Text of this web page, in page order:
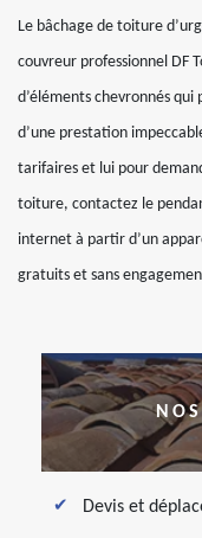
Le bâchage de toiture
couvreur professionnel DF
d’éléments chevronnés
d’une prestation
tarifaires et lui pour
toiture, contactez le
internet à partir d’un
gratuits et sans
Devis et